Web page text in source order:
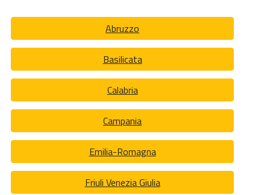
Abruzzo
Basilicata
Calabria
Campania
Emilia-Romagna
Friuli Venezia Giulia